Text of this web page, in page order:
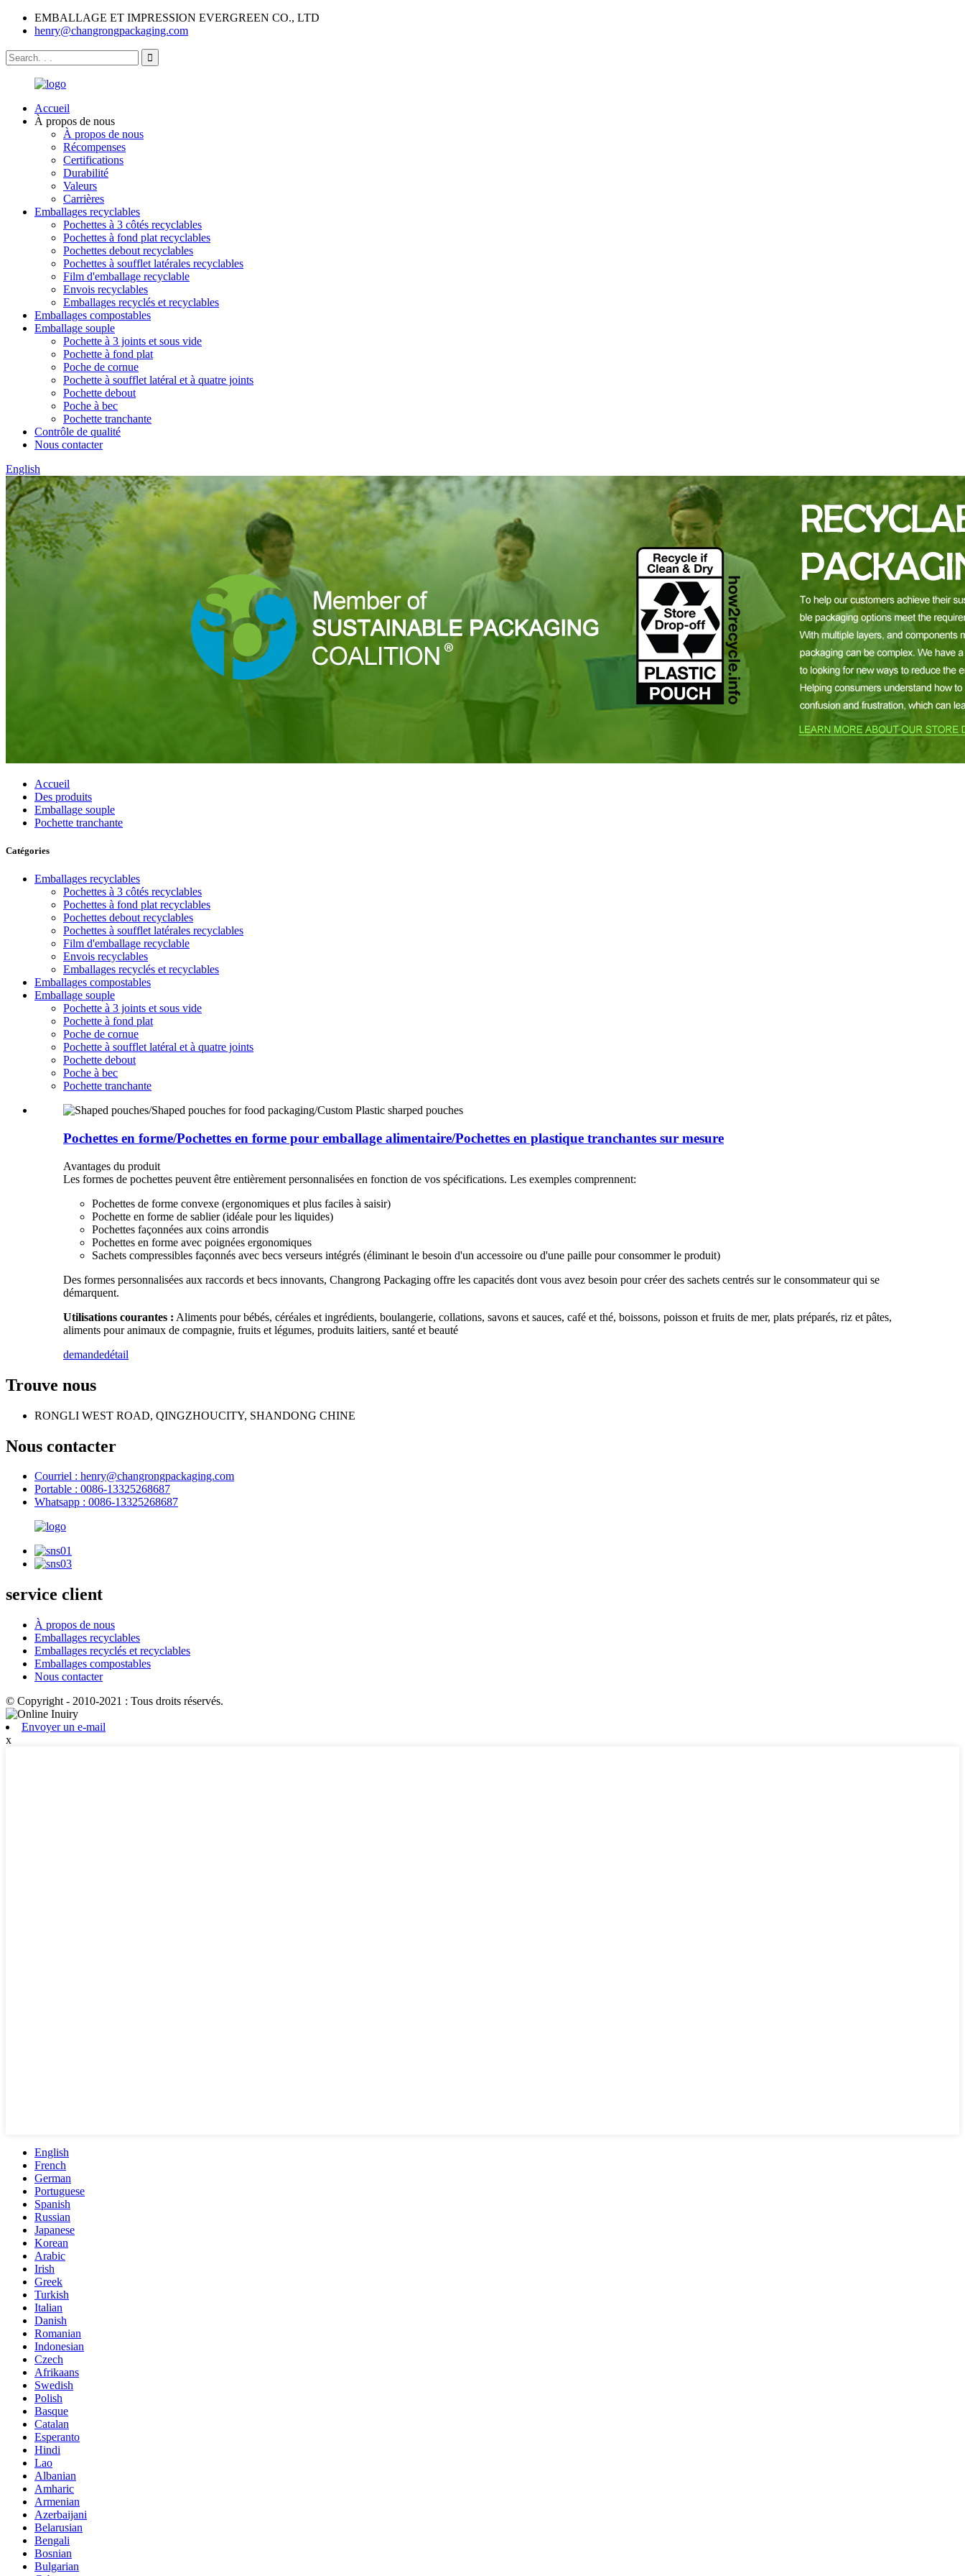
EMBALLAGE ET IMPRESSION EVERGREEN CO., LTD
henry@changrongpackaging.com
Accueil
À propos de nous
À propos de nous
Récompenses
Certifications
Durabilité
Valeurs
Carrières
Emballages recyclables
Pochettes à 3 côtés recyclables
Pochettes à fond plat recyclables
Pochettes debout recyclables
Pochettes à soufflet latérales recyclables
Film d'emballage recyclable
Envois recyclables
Emballages recyclés et recyclables
Emballages compostables
Emballage souple
Pochette à 3 joints et sous vide
Pochette à fond plat
Poche de cornue
Pochette à soufflet latéral et à quatre joints
Pochette debout
Poche à bec
Pochette tranchante
Contrôle de qualité
Nous contacter
English
Accueil
Des produits
Emballage souple
Pochette tranchante
Catégories
Emballages recyclables
Pochettes à 3 côtés recyclables
Pochettes à fond plat recyclables
Pochettes debout recyclables
Pochettes à soufflet latérales recyclables
Film d'emballage recyclable
Envois recyclables
Emballages recyclés et recyclables
Emballages compostables
Emballage souple
Pochette à 3 joints et sous vide
Pochette à fond plat
Poche de cornue
Pochette à soufflet latéral et à quatre joints
Pochette debout
Poche à bec
Pochette tranchante
Pochettes en forme/Pochettes en forme pour emballage alimentaire/Pochettes en plastique tranchantes sur mesure
Avantages du produit
Les formes de pochettes peuvent être entièrement personnalisées en fonction de vos spécifications. Les exemples comprennent:
Pochettes de forme convexe (ergonomiques et plus faciles à saisir)
Pochette en forme de sablier (idéale pour les liquides)
Pochettes façonnées aux coins arrondis
Pochettes en forme avec poignées ergonomiques
Sachets compressibles façonnés avec becs verseurs intégrés (éliminant le besoin d'un accessoire ou d'une paille pour consommer le produit)
Des formes personnalisées aux raccords et becs innovants, Changrong Packaging offre les capacités dont vous avez besoin pour créer des sachets centrés sur le consommateur qui se
démarquent.
Utilisations courantes : Aliments pour bébés, céréales et ingrédients, boulangerie, collations, savons et sauces, café et thé, boissons, poisson et fruits de mer, plats préparés, riz et pâtes,
aliments pour animaux de compagnie, fruits et légumes, produits laitiers, santé et beauté
demandedétail
Trouve nous
RONGLI WEST ROAD, QINGZHOUCITY, SHANDONG CHINE
Nous contacter
Courriel : henry@changrongpackaging.com
Portable : 0086-13325268687
Whatsapp : 0086-13325268687
service client
À propos de nous
Emballages recyclables
Emballages recyclés et recyclables
Emballages compostables
Nous contacter
© Copyright - 2010-2021 : Tous droits réservés.
Envoyer un e-mail
x
English
French
German
Portuguese
Spanish
Russian
Japanese
Korean
Arabic
Irish
Greek
Turkish
Italian
Danish
Romanian
Indonesian
Czech
Afrikaans
Swedish
Polish
Basque
Catalan
Esperanto
Hindi
Lao
Albanian
Amharic
Armenian
Azerbaijani
Belarusian
Bengali
Bosnian
Bulgarian